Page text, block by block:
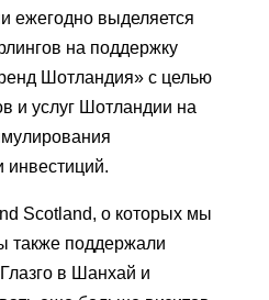
ежегодно выделяется
на поддержку
Шотландия» с целью
и услуг Шотландии на
инвестиций.
Scotland, о которых мы
также поддержали
в Шанхай и